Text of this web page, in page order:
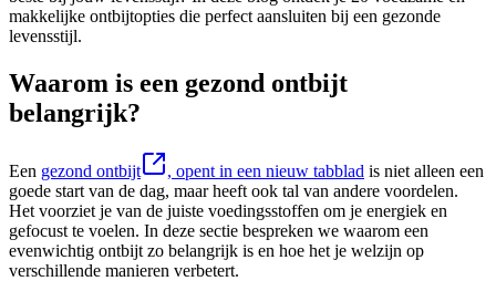
makkelijke ontbijtopties die perfect aansluiten bij een gezonde
levensstijl.
Waarom is een gezond ontbijt
belangrijk?
Een gezond ontbijt , opent in een nieuw tabblad is niet alleen een
goede start van de dag, maar heeft ook tal van andere voordelen.
Het voorziet je van de juiste voedingsstoffen om je energiek en
gefocust te voelen. In deze sectie bespreken we waarom een
evenwichtig ontbijt zo belangrijk is en hoe het je welzijn op
verschillende manieren verbetert.